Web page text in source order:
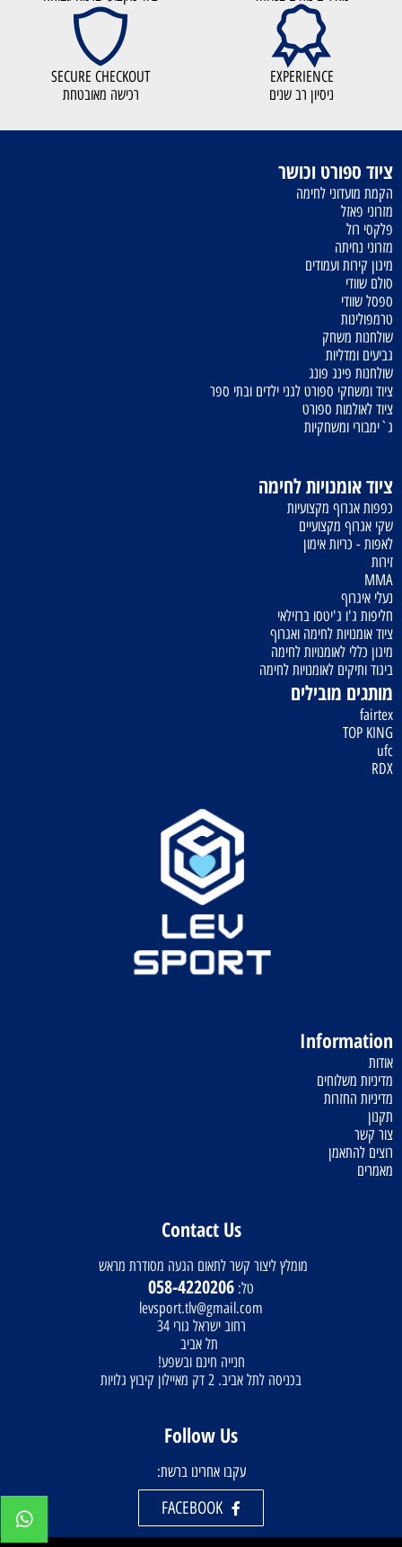
EXPERIENCE
ניסיון רב שנים
SECURE CHECKOUT
רכישה מאובטחת
ציוד ספורט וכושר
הקמת מועדוני לחימה
מזרוני פאזל
פלקסי רול
מזרוני נחיתה
מיגון קירות ועמודים
סולם שוודי
ספסל שוודי
טרמפולינות
שולחנות משחק
גביעים ומדליות
שולחנות פינג פונג
ציוד ומשחקי ספורט לגני ילדים ובתי ספר
ציוד לאולמות ספורט
ג`ימבורי ומשחקיות
ציוד אומנויות לחימה
כפפות אגרוף מקצועיות
שקי אגרוף מקצועיים
לאפות - כריות אימון
זירות
MMA
נעלי איגרוף
חליפות ג'ו ג'יטסו ברזילאי
ציוד אומנויות לחימה ואגרוף
מיגון כללי לאומנויות לחימה
ביגוד ותיקים לאומנויות לחימה
מותגים מובילים
fairtex
TOP KING
ufc
RDX
Information
אודות
מדיניות משלוחים
מדיניות החזרות
תקנון
צור קשר
רוצים להתאמן
מאמרים
Contact Us
מומלץ ליצור קשר לתאום הגעה מסודרת מראש
טל: 058-4220206
levsport.tlv@gmail.com
רחוב ישראל גורי 34
תל אביב
חנייה חינם ובשפע!
בכניסה לתל אביב. 2 דק מאיילון קיבוץ גלויות
Follow Us
עקבו אחרינו ברשת:
FACEBOOK